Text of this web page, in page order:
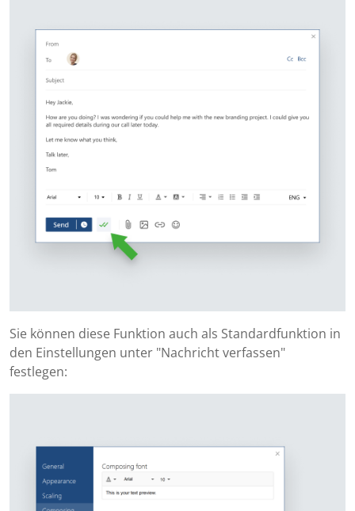
Sie können diese Funktion auch als Standardfunktion in
den Einstellungen unter "Nachricht verfassen"
festlegen: